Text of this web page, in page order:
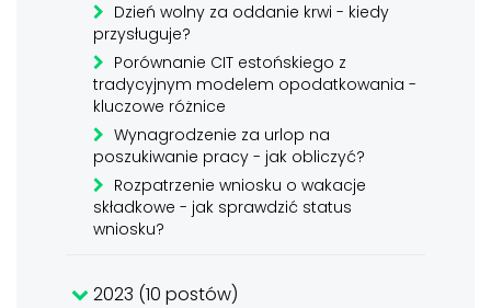
Dzień wolny za oddanie krwi - kiedy
przysługuje?
Porównanie CIT estońskiego z
tradycyjnym modelem opodatkowania -
kluczowe różnice
Wynagrodzenie za urlop na
poszukiwanie pracy - jak obliczyć?
Rozpatrzenie wniosku o wakacje
składkowe - jak sprawdzić status
wniosku?
2023 (10 postów)